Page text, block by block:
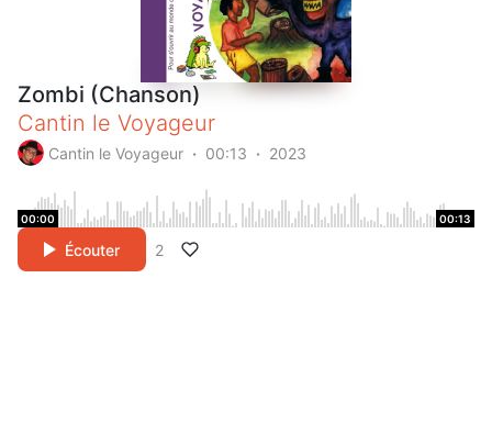
Zombi (Chanson)
Cantin le Voyageur
Cantin le Voyageur 00:13 2023
00:00 00:13
Écouter 2